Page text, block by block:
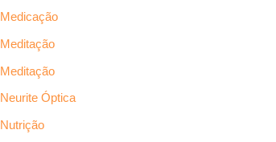
Medicação
Meditação
Meditação
Neurite Óptica
Nutrição